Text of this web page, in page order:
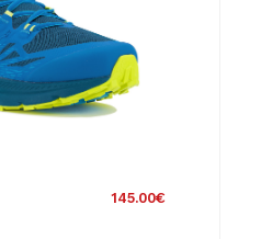
145.00€